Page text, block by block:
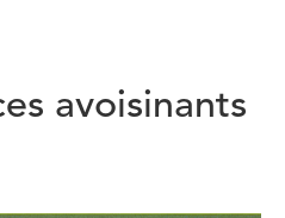
avoisinants